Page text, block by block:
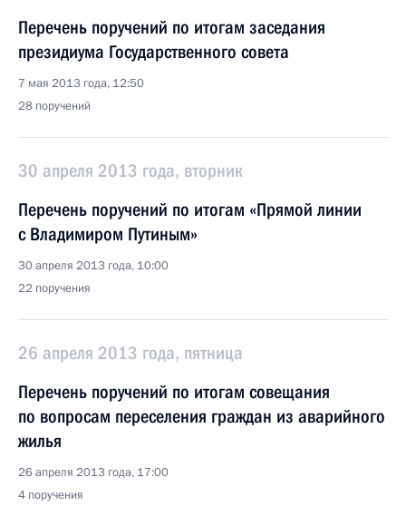
Перечень поручений по итогам заседания
президиума Государственного совета
7 мая 2013 года, 12:50
28 поручений
30 апреля 2013 года, вторник
Перечень поручений по итогам «Прямой линии
с Владимиром Путиным»
30 апреля 2013 года, 10:00
22 поручения
26 апреля 2013 года, пятница
Перечень поручений по итогам совещания
по вопросам переселения граждан из аварийного
жилья
26 апреля 2013 года, 17:00
4 поручения